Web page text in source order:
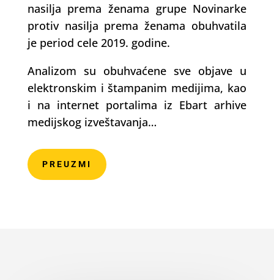
nasilja prema ženama grupe Novinarke
protiv nasilja prema ženama obuhvatila
je period cele 2019. godine.
Analizom su obuhvaćene sve objave u
elektronskim i štampanim medijima, kao
i na internet portalima iz Ebart arhive
medijskog izveštavanja…
PREUZMI